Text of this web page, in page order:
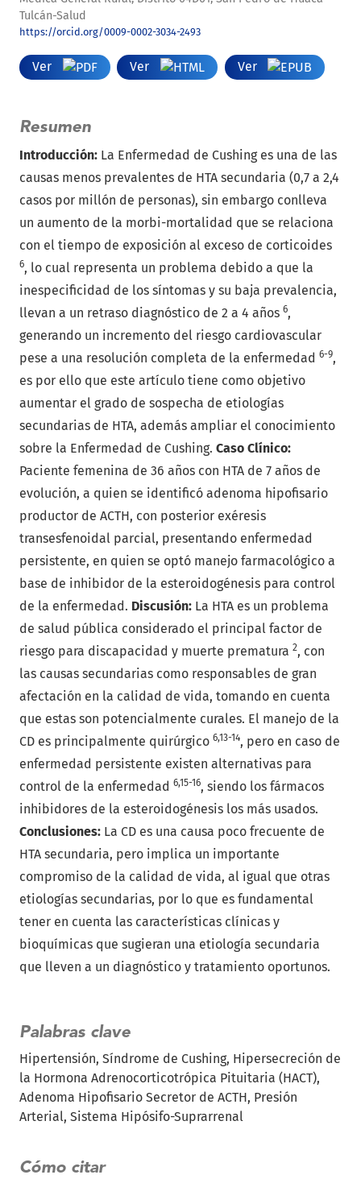
Tulcán-Salud
https://orcid.org/0009-0002-3034-2493
Ver Ver Ver
Palabras clave
Hipertensión Síndrome de Cushing Hipersecreción de
la Hormona Adrenocorticotrópica Pituitaria (HACT)
Adenoma Hipofisario Secretor de ACTH Presión
Arterial Sistema Hipósifo-Suprarrenal
Cómo citar
Resumen
Introducción: La Enfermedad de Cushing es una de las
causas menos prevalentes de HTA secundaria (0,7 a 2,4
casos por millón de personas), sin embargo conlleva
un aumento de la morbi-mortalidad que se relaciona
con el tiempo de exposición al exceso de corticoides
6, lo cual representa un problema debido a que la
inespecificidad de los síntomas y su baja prevalencia,
llevan a un retraso diagnóstico de 2 a 4 años 6,
generando un incremento del riesgo cardiovascular
pese a una resolución completa de la enfermedad 6-9,
es por ello que este artículo tiene como objetivo
aumentar el grado de sospecha de etiologías
secundarias de HTA, además ampliar el conocimiento
sobre la Enfermedad de Cushing. Caso Clínico:
Paciente femenina de 36 años con HTA de 7 años de
evolución, a quien se identificó adenoma hipofisario
productor de ACTH, con posterior exéresis
transesfenoidal parcial, presentando enfermedad
persistente, en quien se optó manejo farmacológico a
base de inhibidor de la esteroidogénesis para control
de la enfermedad. Discusión: La HTA es un problema
de salud pública considerado el principal factor de
riesgo para discapacidad y muerte prematura 2, con
las causas secundarias como responsables de gran
afectación en la calidad de vida, tomando en cuenta
que estas son potencialmente curales. El manejo de la
CD es principalmente quirúrgico 6,13-14, pero en caso de
enfermedad persistente existen alternativas para
control de la enfermedad 6,15-16, siendo los fármacos
inhibidores de la esteroidogénesis los más usados.
Conclusiones: La CD es una causa poco frecuente de
HTA secundaria, pero implica un importante
compromiso de la calidad de vida, al igual que otras
etiologías secundarias, por lo que es fundamental
tener en cuenta las características clínicas y
bioquímicas que sugieran una etiología secundaria
que lleven a un diagnóstico y tratamiento oportunos.